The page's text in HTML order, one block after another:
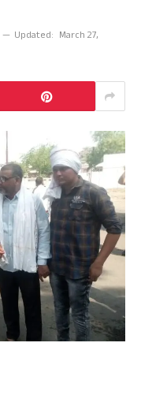
Updated: March 27,